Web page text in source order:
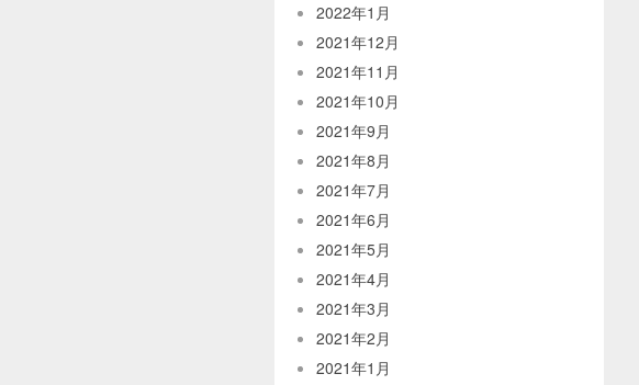
2022年1月
2021年12月
2021年11月
2021年10月
2021年9月
2021年8月
2021年7月
2021年6月
2021年5月
2021年4月
2021年3月
2021年2月
2021年1月